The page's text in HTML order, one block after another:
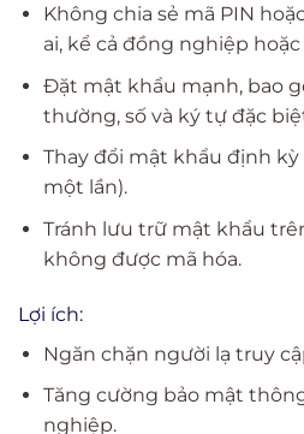
Không chia sẻ mã PIN
ai, kể cả đồng nghiệp
Đặt mật khẩu mạnh, bao
thường, số và ký tự đặc
Thay đổi mật khẩu định
một lần).
Tránh lưu trữ mật khẩu
không được mã hóa.
Lợi ích:
Ngăn chặn người lạ truy
Tăng cường bảo mật
nghiệp.